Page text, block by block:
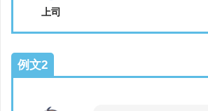
上司
例文2